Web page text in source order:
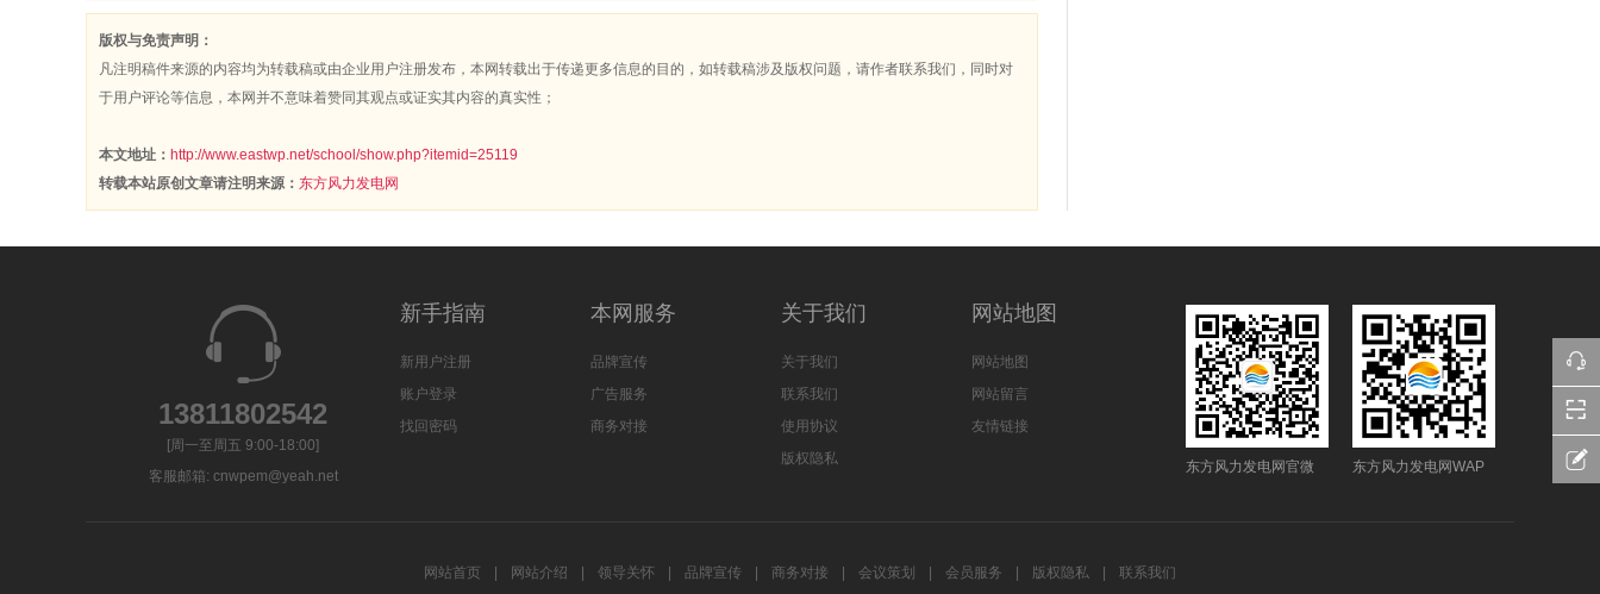
版权与免责声明：
凡注明稿件来源的内容均为转载稿或由企业用户注册发布，本网转载出于传递更多信息的目的，如转载稿涉及版权问题，请作者联系我们，同时对
于用户评论等信息，本网并不意味着赞同其观点或证实其内容的真实性；
本文地址： http://www.eastwp.net/school/show.php?itemid=25119
转载本站原创文章请注明来源： 东方风力发电网
13811802542
[周一至周五 9:00-18:00]
客服邮箱: cnwpem@yeah.net
新手指南
新用户注册
账户登录
找回密码
本网服务
品牌宣传
广告服务
商务对接
关于我们
关于我们
联系我们
使用协议
版权隐私
网站地图
网站地图
网站留言
友情链接
东方风力发电网官微 东方风力发电网WAP
网站首页 网站介绍 领导关怀 品牌宣传 商务对接 会议策划 会员服务 版权隐私 联系我们